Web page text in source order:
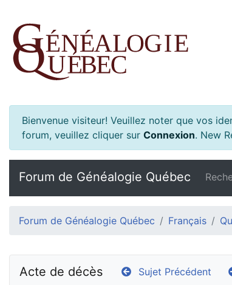
Bienvenue visiteur! Veuillez noter que vos
forum, veuillez cliquer sur Connexion. New
Forum de Généalogie Québec
Forum de Généalogie Québec Français
Acte de décès Sujet Précédent